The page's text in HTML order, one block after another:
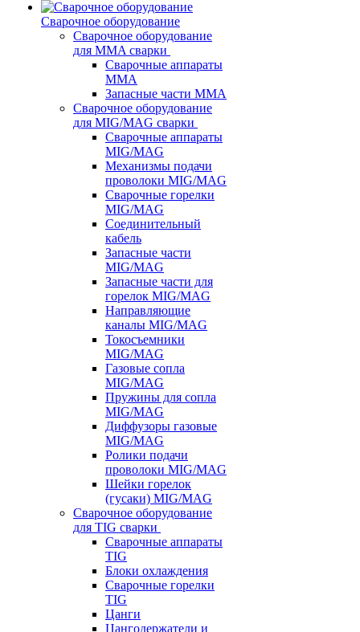
Сварочное оборудование
Сварочное оборудование
для MMA сварки
Сварочные аппараты
MMA
Запасные части MMA
Сварочное оборудование
для MIG/MAG сварки
Сварочные аппараты
MIG/MAG
Механизмы подачи
проволоки MIG/MAG
Сварочные горелки
MIG/MAG
Соединительный
кабель
Запасные части
MIG/MAG
Запасные части для
горелок MIG/MAG
Направляющие
каналы MIG/MAG
Токосъемники
MIG/MAG
Газовые сопла
MIG/MAG
Пружины для сопла
MIG/MAG
Диффузоры газовые
MIG/MAG
Ролики подачи
проволоки MIG/MAG
Шейки горелок
(гусаки) MIG/MAG
Сварочное оборудование
для TIG сварки
Сварочные аппараты
TIG
Блоки охлаждения
Сварочные горелки
TIG
Цанги
Цангодержатели и